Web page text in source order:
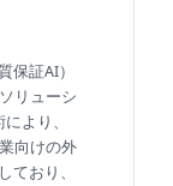
保証AI）
リューシ
より、
向けの外
おり、